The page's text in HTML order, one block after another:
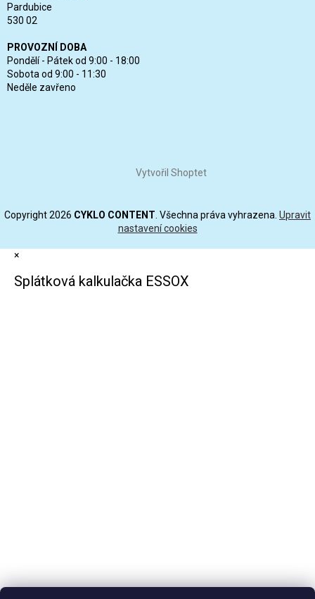
Pardubice
530 02
PROVOZNÍ DOBA
Pondělí - Pátek od 9:00 - 18:00
Sobota od 9:00 - 11:30
Neděle zavřeno
Vytvořil Shoptet
Copyright 2026 CYKLO CONTENT . Všechna práva vyhrazena. Upravit
nastavení cookies
×
Splátková kalkulačka ESSOX